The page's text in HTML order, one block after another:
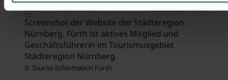
Screenshot der Website der Städteregion
Nürnberg. Fürth ist aktives Mitglied und
Geschäftsführerin im Tourismusgebiet
Städteregion Nürnberg.
© Tourist-Information Fürth